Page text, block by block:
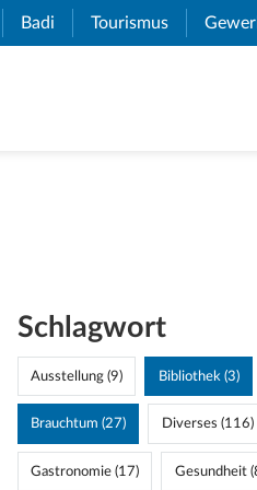
Link)
Badi (External Link)
Tourismus (External
Schlagwort
Ausstellung (9) Bibliothek (3)
Brauchtum (27) Diverses (116)
Gastronomie (17) Gesundheit